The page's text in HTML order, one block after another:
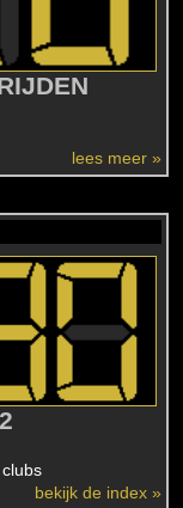
lees meer »
bekijk de index »